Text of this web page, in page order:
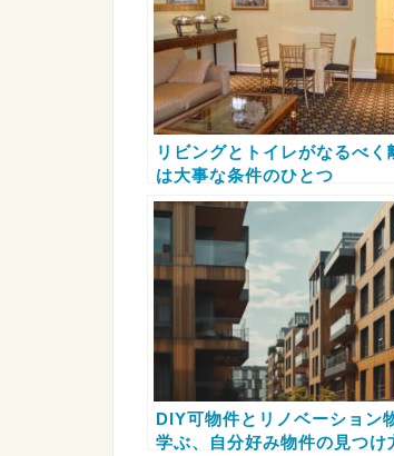
リビングとトイレがなるべく
は大事な条件のひとつ
DIY可物件とリノベーション
学ぶ、自分好み物件の見つけ